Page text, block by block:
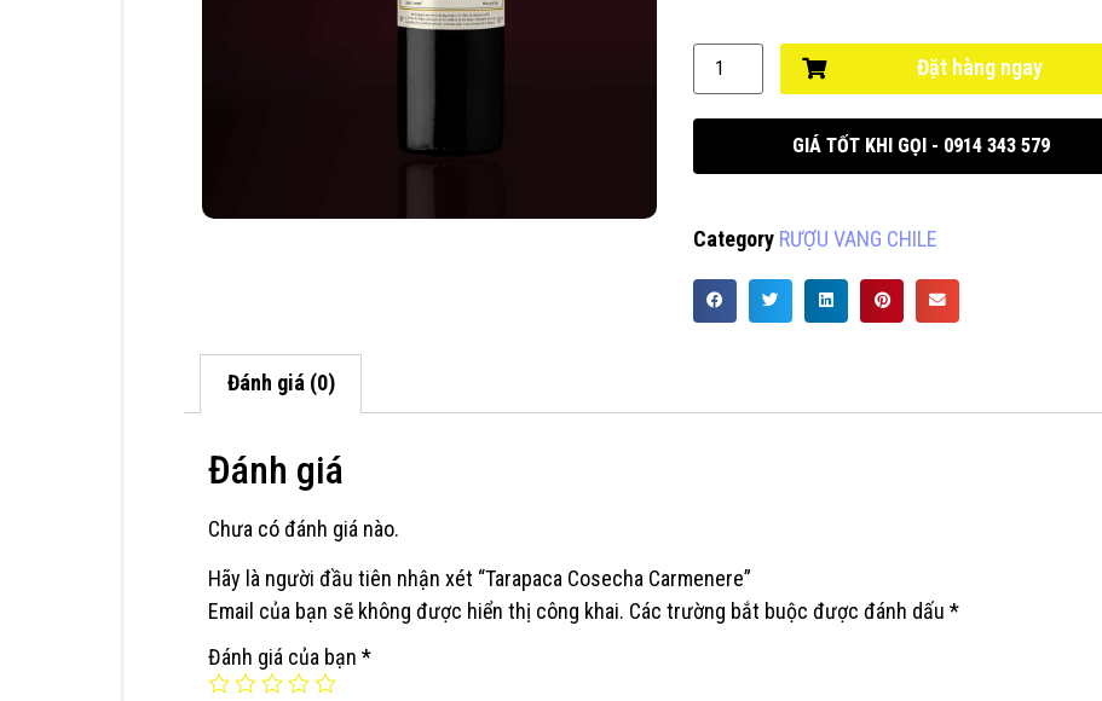
Đặt hàng ngay
GIÁ TỐT KHI GỌI - 0914 343 579
Category RƯỢU VANG CHILE
Đánh giá (0)
Đánh giá
Chưa có đánh giá nào.
Hãy là người đầu tiên nhận xét “Tarapaca Cosecha Carmenere”
Email của bạn sẽ không được hiển thị công khai. Các trường bắt buộc được đánh dấu *
Đánh giá của bạn *